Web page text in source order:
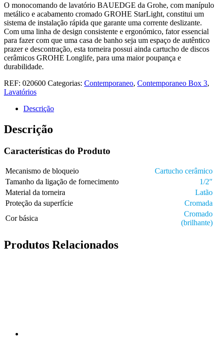
O monocomando de lavatório BAUEDGE da Grohe, com manípulo
metálico e acabamento cromado GROHE StarLight, constitui um
sistema de instalação rápida que garante uma corrente deslizante.
Com uma linha de design consistente e ergonómico, fator essencial
para fazer com que uma casa de banho seja um espaço de autêntico
prazer e descontração, esta torneira possui ainda cartucho de discos
cerâmicos GROHE Longlife, para uma maior poupança e
durabilidade.
REF: 020600 Categorias: Contemporaneo, Contemporaneo Box 3,
Lavatórios
Descrição
Descrição
Características do Produto
Mecanismo de bloqueio
Cartucho cerâmico
Tamanho da ligação de fornecimento
1/2″
Material da torneira
Latão
Proteção da superfície
Cromada
Cor básica
Cromado
(brilhante)
Produtos Relacionados